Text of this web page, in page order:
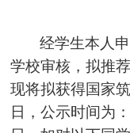
经学生本人
学校审核，拟推
现将拟获得国家
日，公示时间为：